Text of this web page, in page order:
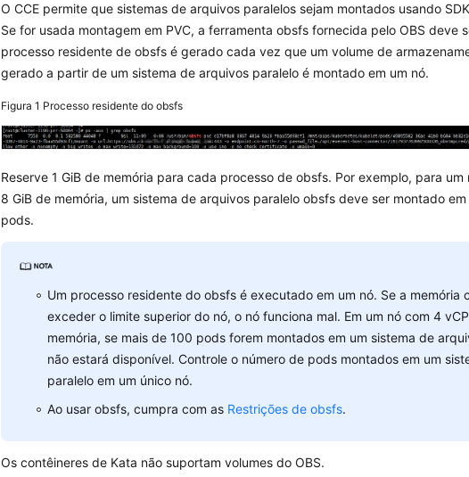
O CCE permite que sistemas de arquivos paralelos sejam montados usando
Se for usada montagem em PVC, a ferramenta obsfs fornecida pelo OBS deve
processo residente de obsfs é gerado cada vez que um volume de
gerado a partir de um sistema de arquivos paralelo é montado em um nó.
Figura 1 Processo residente do obsfs
Reserve 1 GiB de memória para cada processo de obsfs. Por exemplo, para um
8 GiB de memória, um sistema de arquivos paralelo obsfs deve ser montado
pods.
Um processo residente do obsfs é executado em um nó. Se a memória
exceder o limite superior do nó, o nó funciona mal. Em um nó com 4
memória, se mais de 100 pods forem montados em um sistema de
não estará disponível. Controle o número de pods montados em um
paralelo em um único nó.
Ao usar obsfs, cumpra com as Restrições de obsfs.
Os contêineres de Kata não suportam volumes do OBS.